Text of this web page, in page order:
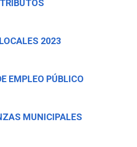
2023
EMPLEO PÚBLICO
MUNICIPALES